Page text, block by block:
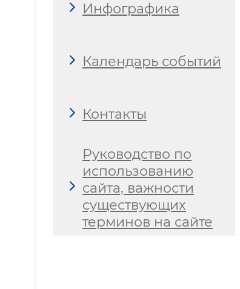
Инфографика
Календарь событий
Контакты
Руководство по
использованию
сайта, важности
существующих
терминов на сайте